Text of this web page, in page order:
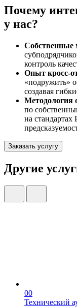
Почему
у нас?
Собственные
контроль
Опыт кросс-
«подружить»
создавая
Методология
по
на
Заказать услугу
Другие
00
Технический